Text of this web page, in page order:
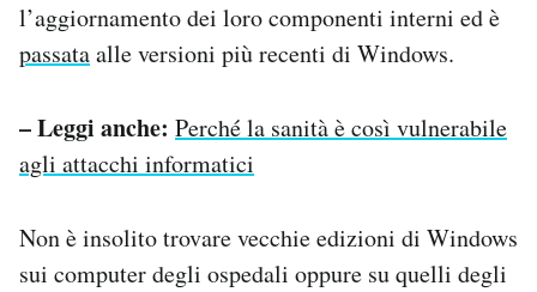
l’aggiornamento dei loro componenti interni ed è
passataalle versioni più recenti di Windows.
– Leggi anche: Perché la sanità è così vulnerabile
agli attacchi informatici
Non è insolito trovare vecchie edizioni di Windows
sui computer degli ospedali oppure su quelli degli